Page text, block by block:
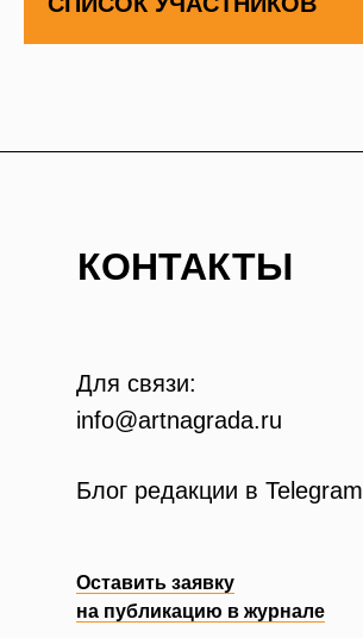
Для связи:
info@artnagrada.ru
Блог редакции в Telegram
КОНТАКТЫ
Оставить заявку
на публикацию в журнале